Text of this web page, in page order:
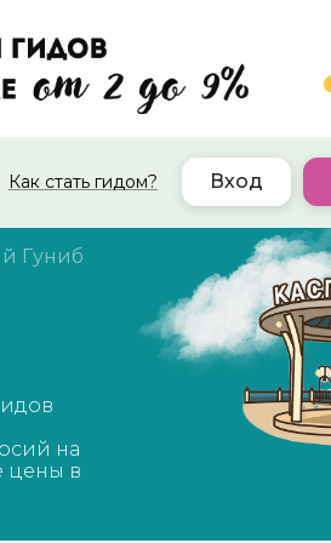
Как стать гидом? Вход
Гуниб
на
цены в